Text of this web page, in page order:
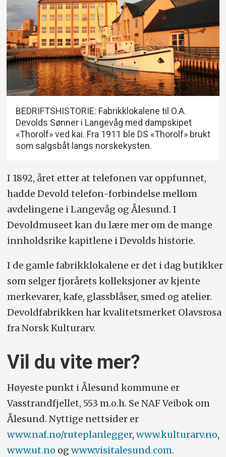
BEDRIFTSHISTORIE: Fabrikklokalene til O.A.
Devolds Sønner i Langevåg med dampskipet
«Thorolf» ved kai. Fra 1911 ble DS «Thorolf» brukt
som salgsbåt langs norskekysten.
I 1892, året etter at telefonen var oppfunnet,
hadde Devold telefon-forbindelse mellom
avdelingene i Langevåg og Ålesund. I
Devoldmuseet kan du lære mer om de mange
innholdsrike kapitlene i Devolds historie.
I de gamle fabrikklokalene er det i dag butikker
som selger fjorårets kolleksjoner av kjente
merkevarer, kafe, glassblåser, smed og atelier.
Devoldfabrikken har kvalitetsmerket Olavsrosa
fra Norsk Kulturarv.
Vil du vite mer?
Høyeste punkt i Ålesund kommune er
Vasstrandfjellet, 553 m.o.h. Se NAF Veibok om
Ålesund. Nyttige nettsider er
www.naf.no/ruteplanlegger, www.kulturarv.no,
www.ut.no og www.visitalesund.com.